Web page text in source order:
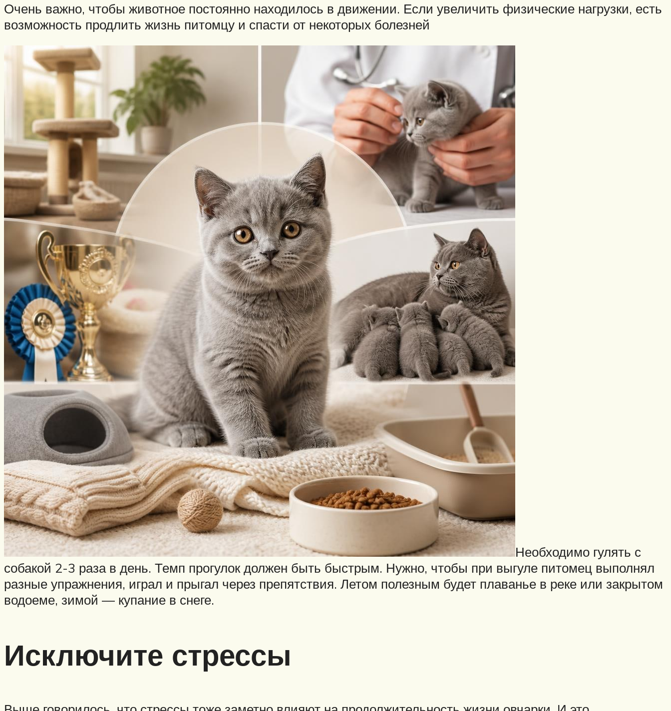
Очень важно, чтобы животное постоянно находилось в движении. Если увеличить физические нагрузки, есть
возможность продлить жизнь питомцу и спасти от некоторых болезней
Необходимо гулять с
собакой 2-3 раза в день. Темп прогулок должен быть быстрым. Нужно, чтобы при выгуле питомец выполнял
разные упражнения, играл и прыгал через препятствия. Летом полезным будет плаванье в реке или закрытом
водоеме, зимой — купание в снеге.
Исключите стрессы